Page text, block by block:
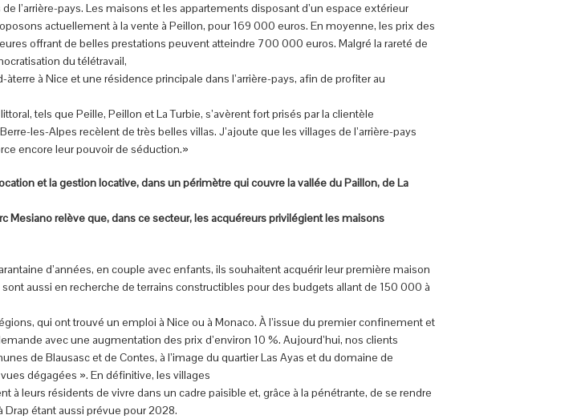
l’arrière-pays. Les maisons et les appartements disposant d’un espace extérieur
actuellement à la vente à Peillon, pour 169 000 euros. En moyenne, les prix des
offrant de belles prestations peuvent atteindre 700 000 euros. Malgré la rareté de
du télétravail,
à Nice et une résidence principale dans l’arrière-pays, afin de profiter au
tels que Peille, Peillon et La Turbie, s’avèrent fort prisés par la clientèle
les-Alpes recèlent de très belles villas. J’ajoute que les villages de l’arrière-pays
encore leur pouvoir de séduction.»
et la gestion locative, dans un périmètre qui couvre la vallée du Paillon, de La
Mesiano relève que, dans ce secteur, les acquéreurs privilégient les maisons
d’années, en couple avec enfants, ils souhaitent acquérir leur première maison
aussi en recherche de terrains constructibles pour des budgets allant de 150 000 à
qui ont trouvé un emploi à Nice ou à Monaco. À l’issue du premier confinement et
avec une augmentation des prix d’environ 10 %. Aujourd’hui, nos clients
de Blausasc et de Contes, à l’image du quartier Las Ayas et du domaine de
dégagées ». En définitive, les villages
leurs résidents de vivre dans un cadre paisible et, grâce à la pénétrante, de se rendre
étant aussi prévue pour 2028.